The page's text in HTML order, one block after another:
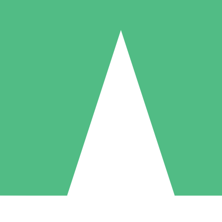
Individuella Kreditpaket
per användning med nedladdningskrediter. Inget månatligt åtagande
5 Nedladdningar
US$